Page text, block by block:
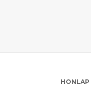
HONLAP